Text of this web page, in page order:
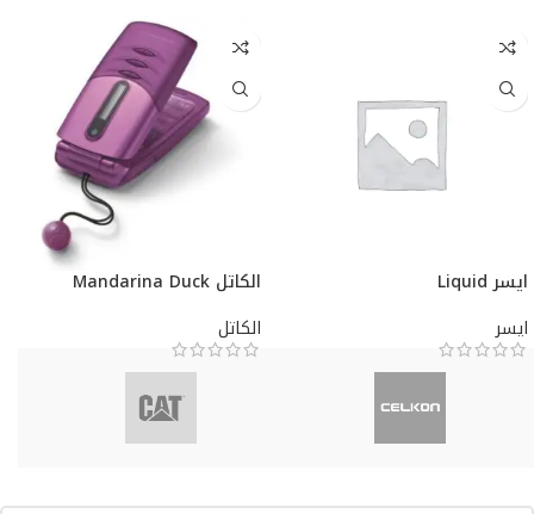
ايسر Liquid
ايسر
الكاتل Mandarina Duck
الكاتل